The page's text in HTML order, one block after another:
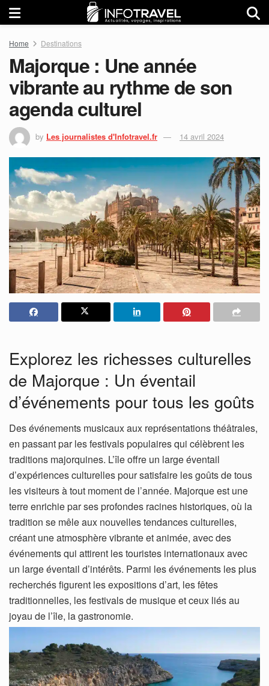
Home Destinations
Majorque : Une année
vibrante au rythme de son
agenda culturel
by Les journalistes d'Infotravel.fr 14 avril 2024
Explorez les richesses culturelles
de Majorque : Un éventail
d’événements pour tous les goûts
Des événements musicaux aux représentations théâtrales,
en passant par les festivals populaires qui célèbrent les
traditions majorquines. L’île offre un large éventail
d’expériences culturelles pour satisfaire les goûts de tous
les visiteurs à tout moment de l’année. Majorque est une
terre enrichie par ses profondes racines historiques, où la
tradition se mêle aux nouvelles tendances culturelles,
créant une atmosphère vibrante et animée, avec des
événements qui attirent les touristes internationaux avec
un large éventail d’intérêts. Parmi les événements les plus
recherchés figurent les expositions d’art, les fêtes
traditionnelles, les festivals de musique et ceux liés au
joyau de l’île, la gastronomie.